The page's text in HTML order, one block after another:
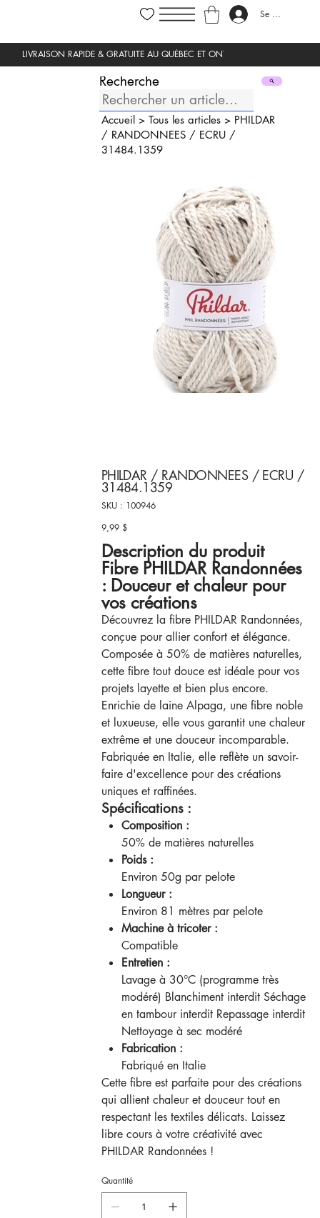
Se connecter
Recherche
Accueil> Tous les articles> PHILDAR
/ RANDONNEES / ECRU /
31484.1359
PHILDAR / RANDONNEES / ECRU /
31484.1359
SKU :
SKU
100946
100946
Prix
9,99 $
Description du produit
Fibre PHILDAR Randonnées
: Douceur et chaleur pour
vos créations
Découvrez la fibre PHILDAR Randonnées,
conçue pour allier confort et élégance.
Composée à 50% de matières naturelles,
cette fibre tout douce est idéale pour vos
projets layette et bien plus encore.
Enrichie de laine Alpaga, une fibre noble
et luxueuse, elle vous garantit une chaleur
extrême et une douceur incomparable.
Fabriquée en Italie, elle reflète un savoir-
faire d'excellence pour des créations
uniques et raffinées.
Spécifications :
Composition :
50% de matières naturelles
Poids :
Environ 50g par pelote
Longueur :
Environ 81 mètres par pelote
Machine à tricoter :
Compatible
Entretien :
Lavage à 30°C (programme très
modéré) Blanchiment interdit Séchage
en tambour interdit Repassage interdit
Nettoyage à sec modéré
Fabrication :
Fabriqué en Italie
Cette fibre est parfaite pour des créations
qui allient chaleur et douceur tout en
respectant les textiles délicats. Laissez
libre cours à votre créativité avec
PHILDAR Randonnées !
Quantité